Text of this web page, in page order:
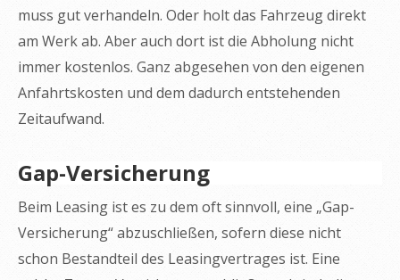
muss gut verhandeln. Oder holt das Fahrzeug direkt
am Werk ab. Aber auch dort ist die Abholung nicht
immer kostenlos. Ganz abgesehen von den eigenen
Anfahrtskosten und dem dadurch entstehenden
Zeitaufwand.
Gap-Versicherung
Beim Leasing ist es zu dem oft sinnvoll, eine „Gap-
Versicherung“ abzuschließen, sofern diese nicht
schon Bestandteil des Leasingvertrages ist. Eine